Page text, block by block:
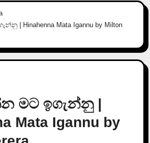
| Hinahenna Mata Igannu by Milton
මට ඉගැන්නු |
Mata Igannu by